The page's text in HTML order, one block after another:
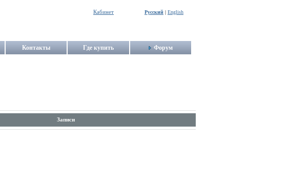
Кабинет Русский | English
Контакты Где купить Форум
Записи